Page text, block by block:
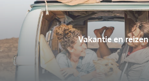
Vakantie en reizen